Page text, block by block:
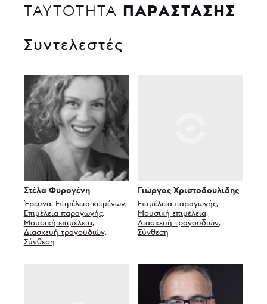
ΤΑΥΤΟΤΗΤΑ ΠΑΡΑΣΤΑΣΗΣ
Συντελεστές
Στέλα Φυρογένη
Έρευνα, Επιμέλεια κειμένων,
Επιμέλεια παραγωγής,
Μουσική επιμέλεια,
Διασκευή τραγουδιών,
Σύνθεση
Γιώργος Χριστοδουλίδης
Επιμέλεια παραγωγής,
Μουσική επιμέλεια,
Διασκευή τραγουδιών,
Σύνθεση